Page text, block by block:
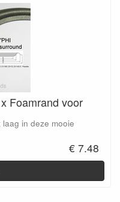
Foamrand voor
in deze mooie
€ 7.48